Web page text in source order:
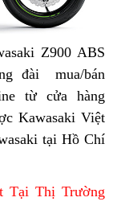
Z900 ABS
đài
so
sánh
mua/bán
từ cửa hàng
Kawasaki Việt
tại Hồ Chí
Tại Thị Trường